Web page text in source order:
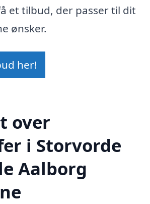
et tilbud, der passer til dit
ønsker.
her!
over
i Storvorde
Aalborg